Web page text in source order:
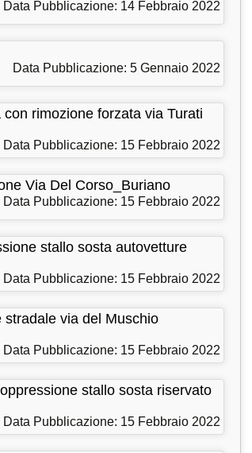
Data Pubblicazione: 14 Febbraio 2022
Data Pubblicazione: 5 Gennaio 2022
rimozione forzata via Turati
Data Pubblicazione: 15 Febbraio 2022
Via Del Corso_Buriano
Data Pubblicazione: 15 Febbraio 2022
stallo sosta autovetture
Data Pubblicazione: 15 Febbraio 2022
via del Muschio
Data Pubblicazione: 15 Febbraio 2022
stallo sosta riservato
Data Pubblicazione: 15 Febbraio 2022